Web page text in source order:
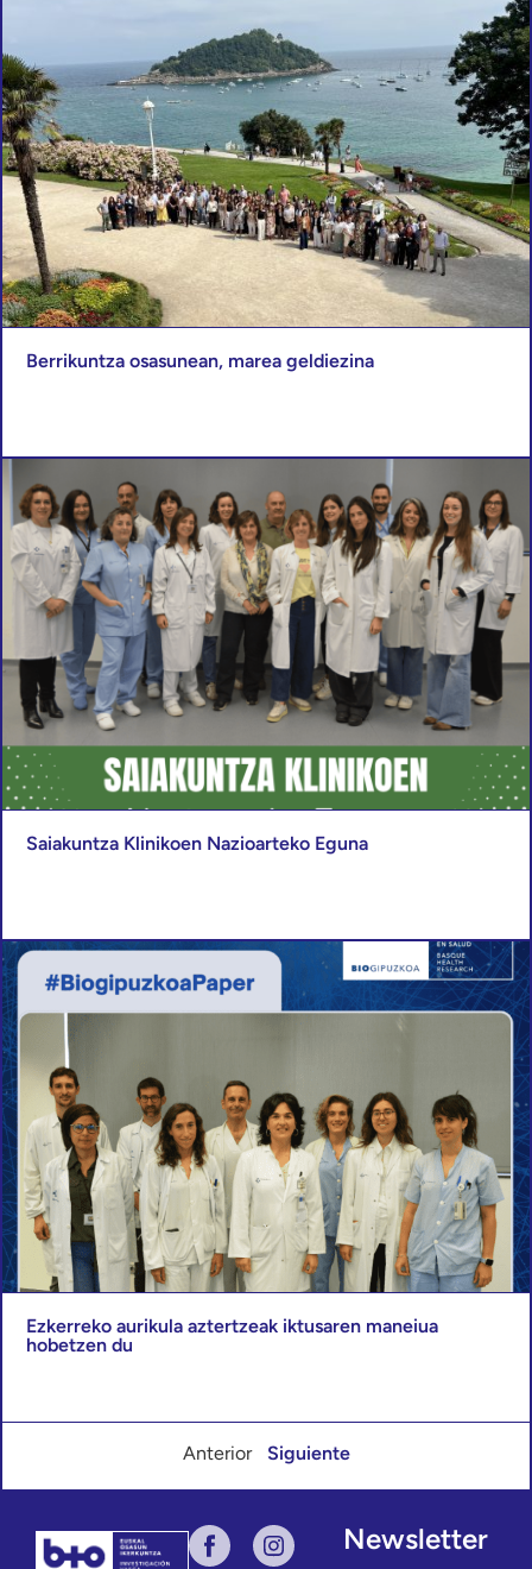
Berrikuntza osasunean, marea geldiezina
Saiakuntza Klinikoen Nazioarteko Eguna
Ezkerreko aurikula aztertzeak iktusaren maneiua
hobetzen du
Anterior Siguiente
Newsletter